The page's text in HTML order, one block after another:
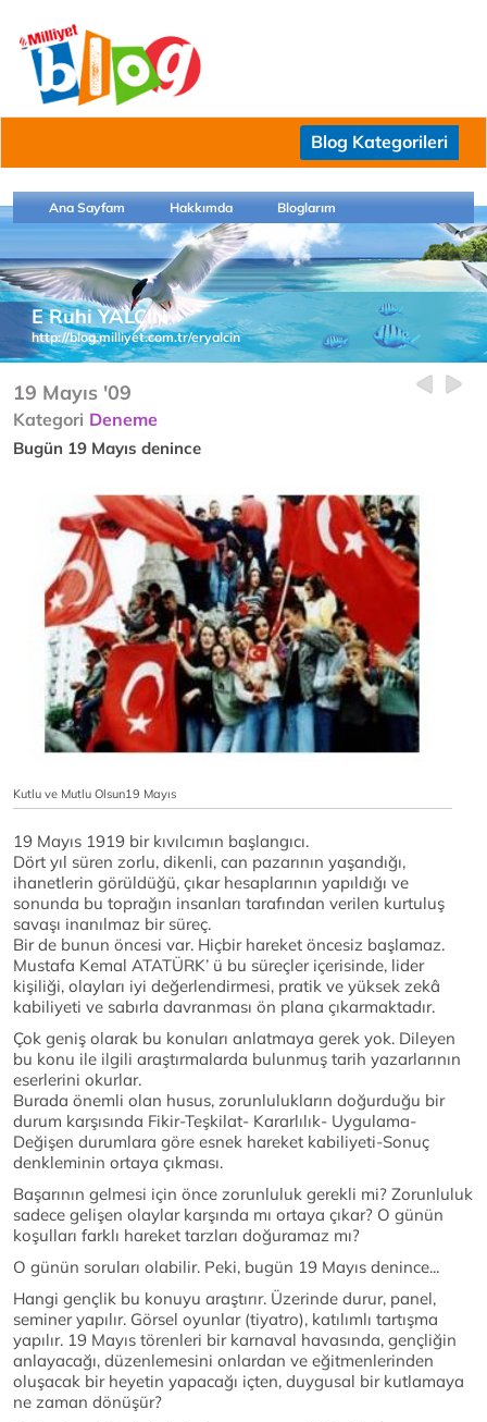
Blog Kategorileri
Ana Sayfam Hakkımda Bloglarım
E Ruhi YALÇIN
http://blog.milliyet.com.tr/eryalcin
19 Mayıs '09
Kategori Deneme
Bugün 19 Mayıs denince
Kutlu ve Mutlu Olsun19 Mayıs
19 Mayıs 1919 bir kıvılcımın başlangıcı.
Dört yıl süren zorlu, dikenli, can pazarının yaşandığı,
ihanetlerin görüldüğü, çıkar hesaplarının yapıldığı ve
sonunda bu toprağın insanları tarafından verilen kurtuluş
savaşı inanılmaz bir süreç.
Bir de bunun öncesi var. Hiçbir hareket öncesiz başlamaz.
Mustafa Kemal ATATÜRK’ ü bu süreçler içerisinde, lider
kişiliği, olayları iyi değerlendirmesi, pratik ve yüksek zekâ
kabiliyeti ve sabırla davranması ön plana çıkarmaktadır.
Çok geniş olarak bu konuları anlatmaya gerek yok. Dileyen
bu konu ile ilgili araştırmalarda bulunmuş tarih yazarlarının
eserlerini okurlar.
Burada önemli olan husus, zorunlulukların doğurduğu bir
durum karşısında Fikir-Teşkilat- Kararlılık- Uygulama-
Değişen durumlara göre esnek hareket kabiliyeti-Sonuç
denkleminin ortaya çıkması.
Başarının gelmesi için önce zorunluluk gerekli mi? Zorunluluk
sadece gelişen olaylar karşında mı ortaya çıkar? O günün
koşulları farklı hareket tarzları doğuramaz mı?
O günün soruları olabilir. Peki, bugün 19 Mayıs denince...
Hangi gençlik bu konuyu araştırır. Üzerinde durur, panel,
seminer yapılır. Görsel oyunlar (tiyatro), katılımlı tartışma
yapılır. 19 Mayıs törenleri bir karnaval havasında, gençliğin
anlayacağı, düzenlemesini onlardan ve eğitmenlerinden
oluşacak bir heyetin yapacağı içten, duygusal bir kutlamaya
ne zaman dönüşür?